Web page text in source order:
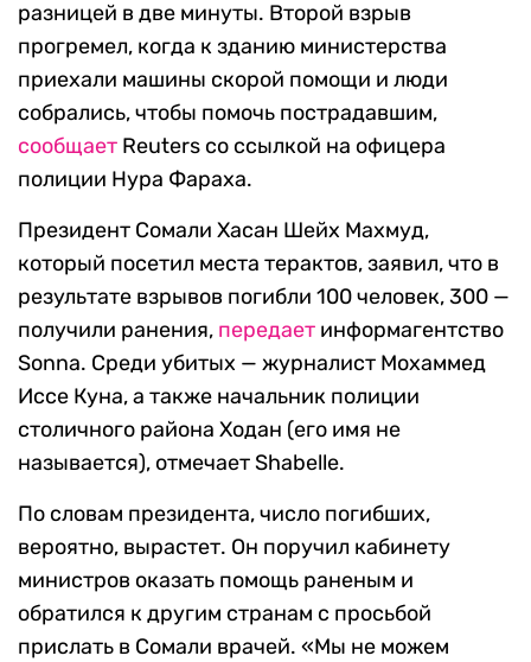
разницей в две минуты. Второй взрыв
прогремел, когда к зданию министерства
приехали машины скорой помощи и люди
собрались, чтобы помочь пострадавшим,
сообщает Reuters со ссылкой на офицера
полиции Нура Фараха.
Президент Сомали Хасан Шейх Махмуд,
который посетил места терактов, заявил, что в
результате взрывов погибли 100 человек, 300 —
получили ранения, передает информагентство
Sonna. Среди убитых — журналист Мохаммед
Иссе Куна, а также начальник полиции
столичного района Ходан (его имя не
называется), отмечает Shabelle.
По словам президента, число погибших,
вероятно, вырастет. Он поручил кабинету
министров оказать помощь раненым и
обратился к другим странам с просьбой
прислать в Сомали врачей. «Мы не можем